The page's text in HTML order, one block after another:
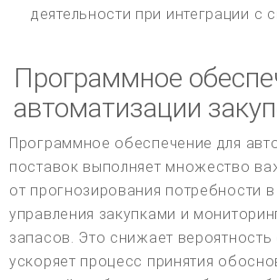
деятельности при интеграции с
Программное
автоматизации
Программное обеспечение для
поставок выполняет множество
от прогнозирования потребности
управления закупками и
запасов. Это снижает
ускоряет процесс принятия